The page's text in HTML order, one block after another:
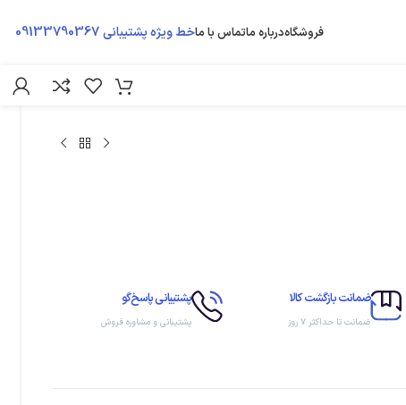
فروشگاهدرباره ماتماس با ماخط ویژه پشتیبانی09133790367
ضمانت بازگشت کالا
ضمانت تا حداکثر ۷ روز
پشتیبانی پاسخ‌گو
پشتیبانی و مشاوره فروش